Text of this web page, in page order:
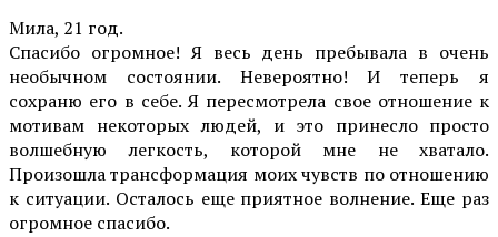
Мила, 21 год.
Спасибо огромное! Я весь день пребывала в очень
необычном состоянии. Невероятно! И теперь я
сохраню его в себе. Я пересмотрела свое отношение к
мотивам некоторых людей, и это принесло просто
волшебную легкость, которой мне не хватало.
Произошла трансформация моих чувств по отношению
к ситуации. Осталось еще приятное волнение. Еще раз
огромное спасибо.